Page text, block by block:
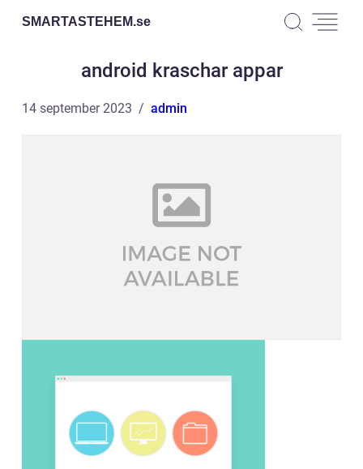
SMARTASTEHEM.se
android kraschar appar
14 september 2023 admin